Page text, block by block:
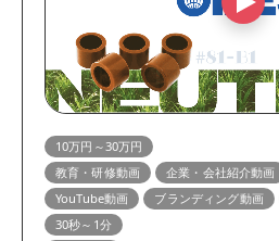
10万円～30万円
教育・研修動画
企業・会社紹介動画
YouTube動画
ブランディング動画
30秒～1分